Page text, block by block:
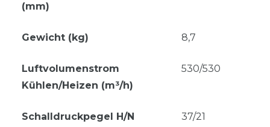
(mm)
Gewicht (kg) 8,7
Luftvolumenstrom
Kühlen/Heizen (m³/h)
530/530
Schalldruckpegel H/N
37/21